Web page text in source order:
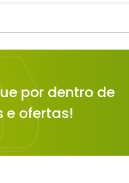
por dentro de
e ofertas!